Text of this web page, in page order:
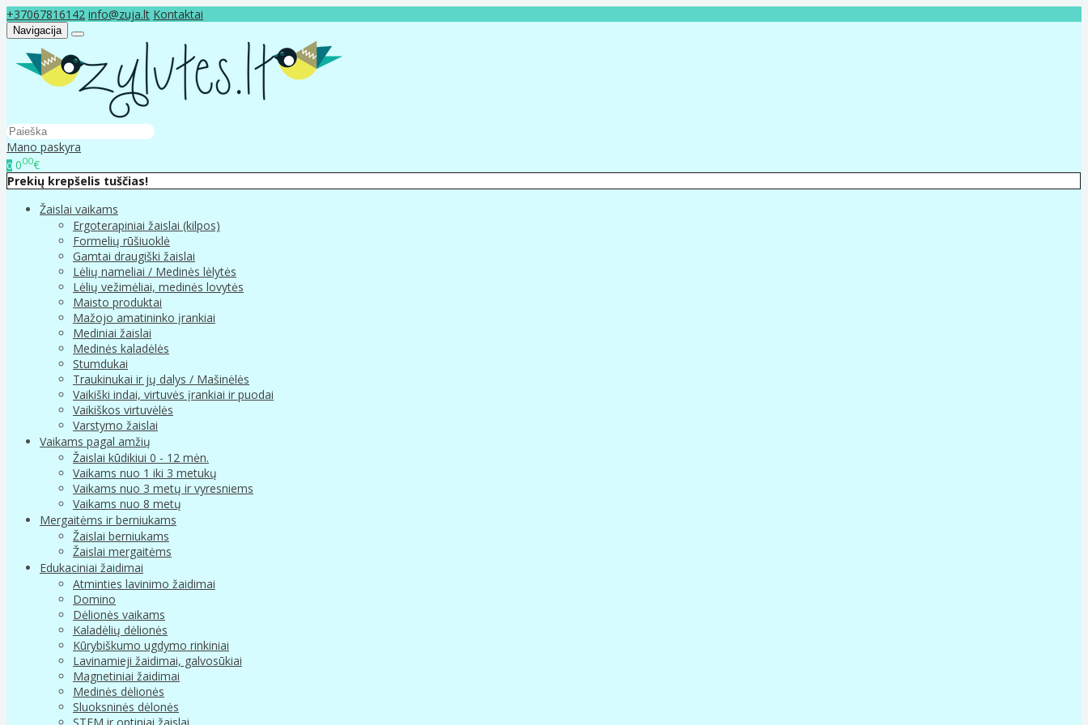
+37067816142 info@zuja.lt Kontaktai
Navigacija
Mano paskyra
0 000€
Prekių krepšelis tuščias!
Žaislai vaikams
Ergoterapiniai žaislai (kilpos)
Formelių rūšiuoklė
Gamtai draugiški žaislai
Lėlių nameliai / Medinės lėlytės
Lėlių vežimėliai, medinės lovytės
Maisto produktai
Mažojo amatininko įrankiai
Mediniai žaislai
Medinės kaladėlės
Stumdukai
Traukinukai ir jų dalys / Mašinėlės
Vaikiški indai, virtuvės įrankiai ir puodai
Vaikiškos virtuvėlės
Varstymo žaislai
Vaikams pagal amžių
Žaislai kūdikiui 0 - 12 mėn.
Vaikams nuo 1 iki 3 metukų
Vaikams nuo 3 metų ir vyresniems
Vaikams nuo 8 metų
Mergaitėms ir berniukams
Žaislai berniukams
Žaislai mergaitėms
Edukaciniai žaidimai
Atminties lavinimo žaidimai
Domino
Dėlionės vaikams
Kaladėlių dėlionės
Kūrybiškumo ugdymo rinkiniai
Lavinamieji žaidimai, galvosūkiai
Magnetiniai žaidimai
Medinės dėlionės
Sluoksninės dėlonės
STEM ir optiniai žaislai